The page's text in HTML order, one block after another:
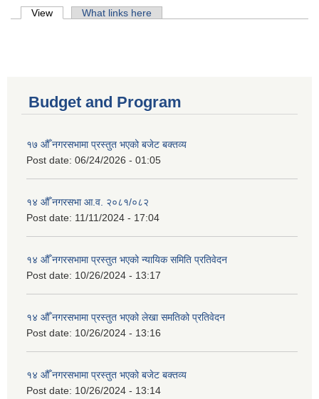
Primary tabs
View (active tab)What links here
Budget and Program
१७ औँ नगरसभामा प्रस्तुत भएको बजेट बक्तव्य
Post date: 06/24/2026 - 01:05
१४ औँ नगरसभा आ.व. २०८१/०८२
Post date: 11/11/2024 - 17:04
१४ औँ नगरसभामा प्रस्तुत भएको न्यायिक समिति प्रतिवेदन
Post date: 10/26/2024 - 13:17
१४ औँ नगरसभामा प्रस्तुत भएको लेखा समतिको प्रतिवेदन
Post date: 10/26/2024 - 13:16
१४ औँ नगरसभामा प्रस्तुत भएको बजेट बक्तव्य
Post date: 10/26/2024 - 13:14